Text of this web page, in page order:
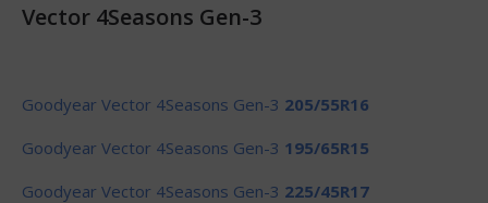
Vector 4Seasons Gen-3
Goodyear Vector 4Seasons Gen-3 205/55R16
Goodyear Vector 4Seasons Gen-3 195/65R15
Goodyear Vector 4Seasons Gen-3 225/45R17